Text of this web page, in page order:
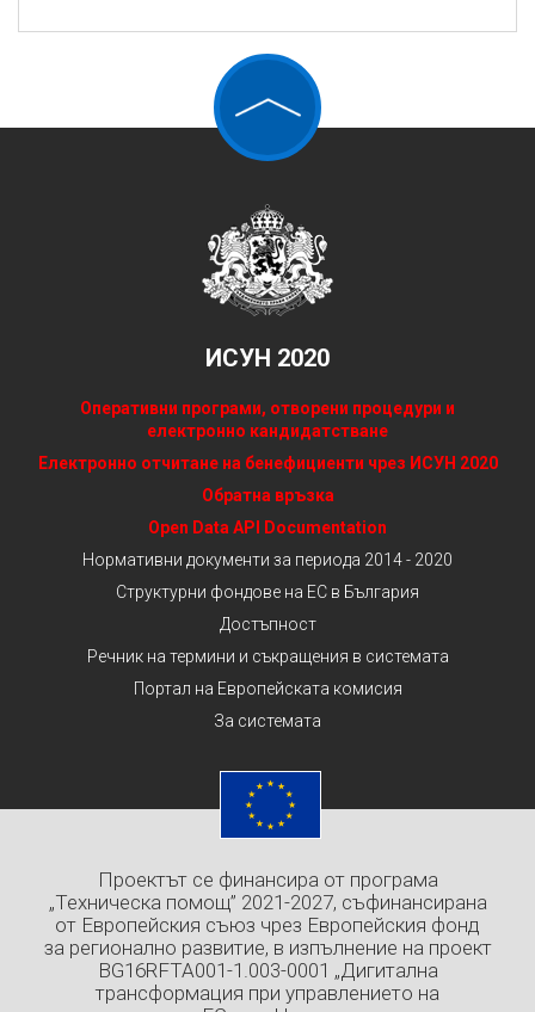
ИСУН 2020
Оперативни програми, отворени процедури и
електронно кандидатстване
Електронно отчитане на бенефициенти чрез ИСУН 2020
Обратна връзка
Open Data API Documentation
Нормативни документи за периода 2014 - 2020
Структурни фондове на ЕС в България
Достъпност
Речник на термини и съкращения в системата
Портал на Европейската комисия
За системата
Проектът се финансира от програма
„Техническа помощ” 2021-2027, съфинансирана
от Европейския съюз чрез Европейския фонд
за регионално развитие, в изпълнение на проект
BG16RFTA001-1.003-0001 „Дигитална
трансформация при управлението на